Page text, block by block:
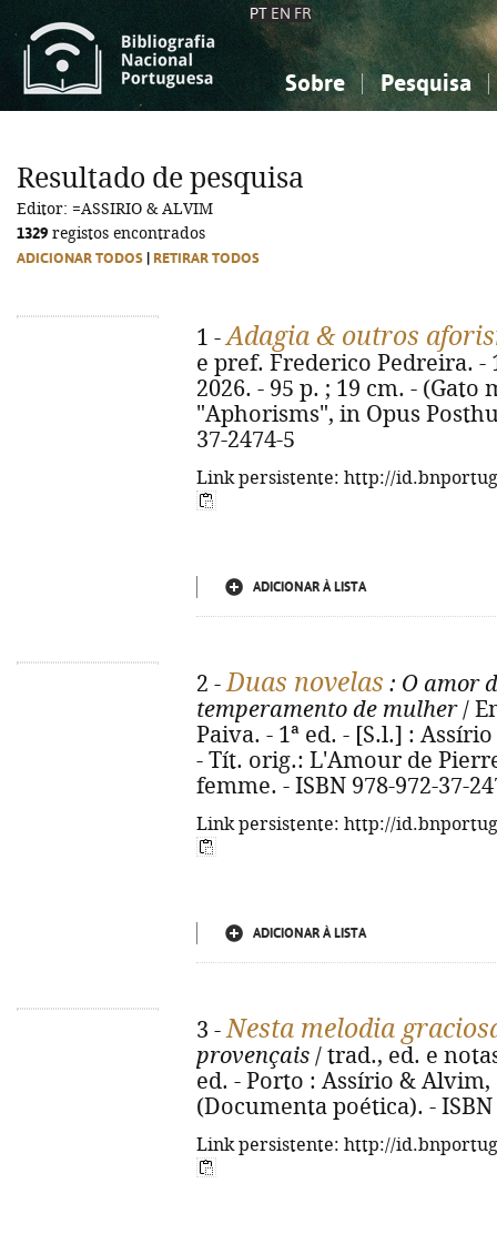
PT EN FR
Sobre Pesquisa
Ciências sociais...
Ciências sociais...
Resultado de pesquisa
Editor: =ASSIRIO & ALVIM
1329 registos encontrados
ADICIONAR TODOS RETIRAR TODOS
1 -Adagia & outros
e pref. Frederico Pedreira. -
2026. - 95 p. ; 19 cm. - (Gato
"Aphorisms", in Opus
37-2474-5
Link persistente: http://
ADICIONAR À LISTA
2 -Duas novelas : O amor
temperamento de mulher/
Paiva. - 1ª ed. - [S.l.] :
- Tít. orig.: L'Amour de
femme. - ISBN 978-972-37-
Link persistente: http://
ADICIONAR À LISTA
3 -Nesta melodia
provençais / trad., ed. e
ed. - Porto : Assírio & Alvim,
(Documenta poética). - ISBN
Link persistente: http://